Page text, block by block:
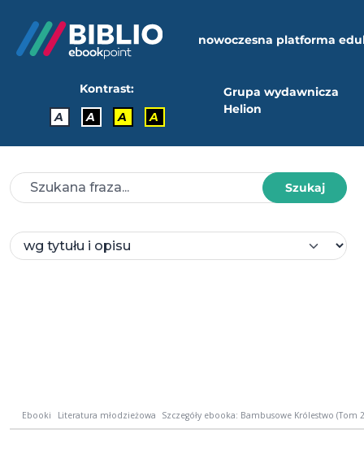
nowoczesna platforma
Kontrast:
A
A A A
Grupa wydawnicza
Helion
Szukaj
Ebooki Literatura młodzieżowa Szczegóły ebooka: Bambusowe Królestwo (Tom